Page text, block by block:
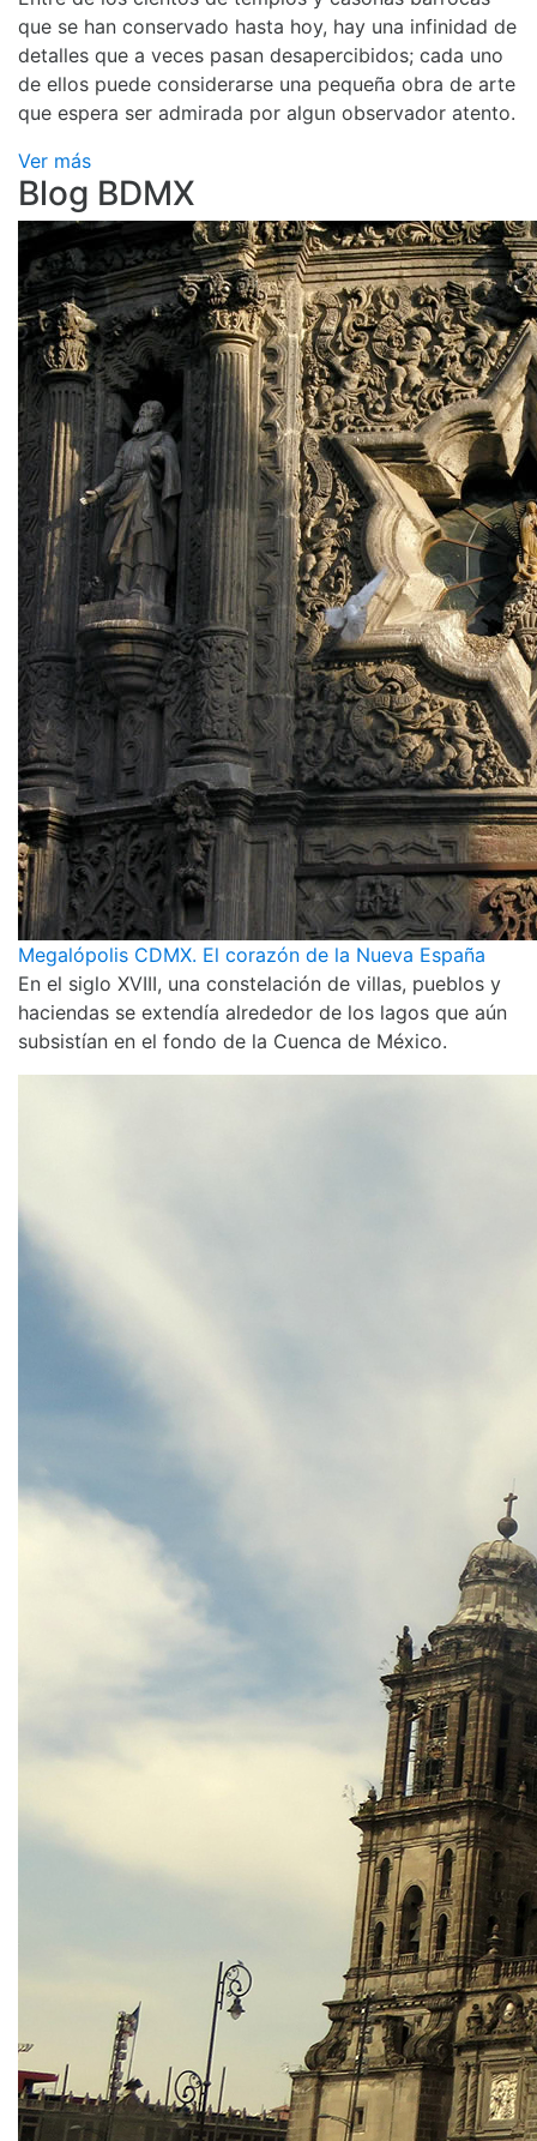
que se han conservado hasta hoy, hay una infinidad de
detalles que a veces pasan desapercibidos; cada uno
de ellos puede considerarse una pequeña obra de arte
que espera ser admirada por algun observador atento.
Ver más
Blog BDMX
Megalópolis CDMX. El corazón de la Nueva España
En el siglo XVIII, una constelación de villas, pueblos y
haciendas se extendía alrededor de los lagos que aún
subsistían en el fondo de la Cuenca de México.